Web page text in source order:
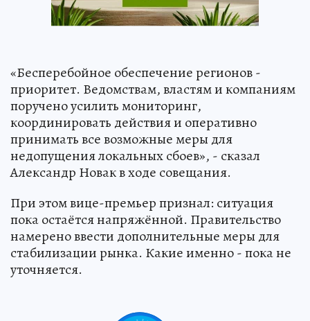
«Бесперебойное обеспечение регионов -
приоритет. Ведомствам, властям и компаниям
поручено усилить мониторинг,
координировать действия и оперативно
принимать все возможные меры для
недопущения локальных сбоев», - сказал
Александр Новак в ходе совещания.
При этом вице-премьер признал: ситуация
пока остаётся напряжённой. Правительство
намерено ввести дополнительные меры для
стабилизации рынка. Какие именно - пока не
уточняется.